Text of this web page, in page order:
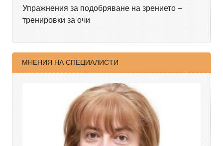
Упражнения за подобряване на зрението –
тренировки за очи
МНЕНИЯ НА СПЕЦИАЛИСТИ